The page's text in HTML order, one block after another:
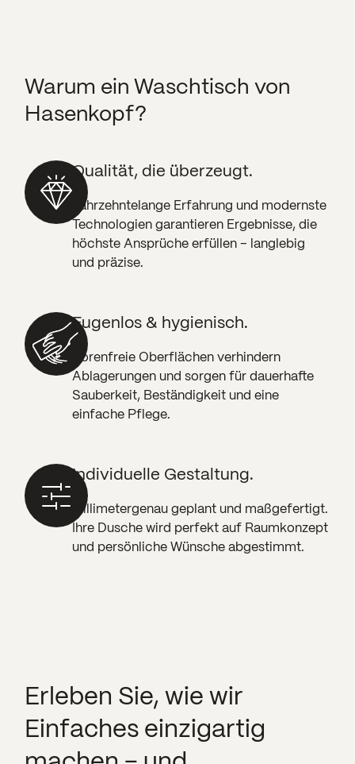
Warum ein Waschtisch von
Hasenkopf?
Qualität, die überzeugt.
Jahrzehntelange Erfahrung und modernste
Technologien garantieren Ergebnisse, die
höchste Ansprüche erfüllen – langlebig
und präzise.
Fugenlos & hygienisch.
Porenfreie Oberflächen verhindern
Ablagerungen und sorgen für dauerhafte
Sauberkeit, Beständigkeit und eine
einfache Pflege.
Individuelle Gestaltung.
Millimetergenau geplant und maßgefertigt.
Ihre Dusche wird perfekt auf Raumkonzept
und persönliche Wünsche abgestimmt.
Erleben Sie, wie wir
Einfaches einzigartig